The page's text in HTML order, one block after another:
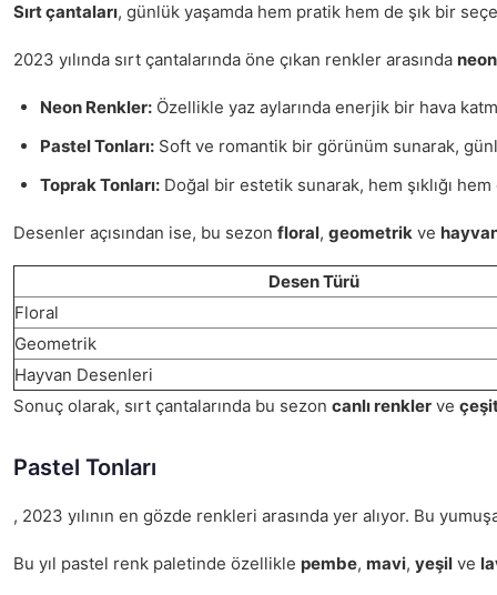
Sırt çantaları, günlük yaşamda hem pratik hem de şık bir
2023 yılında sırt çantalarında öne çıkan renkler arasında
Neon Renkler: Özellikle yaz aylarında enerjik bir hava
Pastel Tonları: Soft ve romantik bir görünüm sunarak,
Toprak Tonları: Doğal bir estetik sunarak, hem şıklığı
Desenler açısından ise, bu sezon floral, geometrik ve
Desen Türü
Floral
Geometrik
Hayvan Desenleri
Sonuç olarak, sırt çantalarında bu sezon canlı renkler ve
Pastel Tonları
, 2023 yılının en gözde renkleri arasında yer alıyor. Bu
Bu yıl pastel renk paletinde özellikle pembe, mavi, yeşil ve